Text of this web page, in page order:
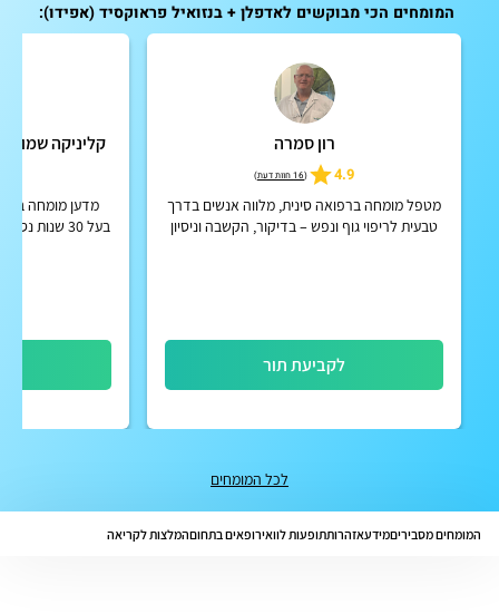
המומחים הכי מבוקשים לאדפלן + בנזואיל פראוקסיד (אפידו):
רון סמרה
4.9
(16 חוות דעת )
מטפל מומחה ברפואה סינית, מלווה אנשים בדרך
טבעית לריפוי גוף ונפש – בדיקור, הקשבה וניסיון
לקביעת תור
קליניקה שמואל
מדען מומחה
בעל 30 שנות נסיון בטיפול מבוסס על תכשיר טבעי
לכל המומחים
המומחים מסביריםמידעאזהרותתופעות לוואירופאים בתחוםהמלצות לקריאה